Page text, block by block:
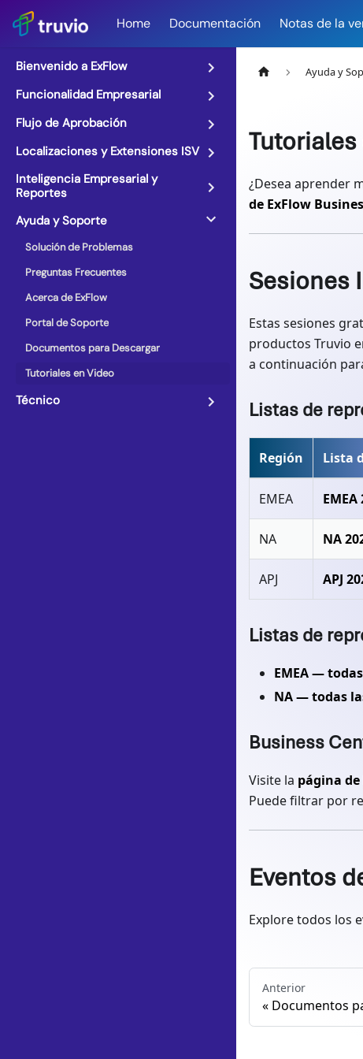
Home Documentación Notas de la
Bienvenido a ExFlow
Funcionalidad Empresarial
Flujo de Aprobación
Localizaciones y Extensiones ISV
Inteligencia Empresarial y
Reportes
Ayuda y Soporte
Solución de Problemas
Preguntas Frecuentes
Acerca de ExFlow
Portal de Soporte
Documentos para Descargar
Tutoriales en Video
Técnico
Ayuda y
¿Desea aprender
de ExFlow
Sesiones
Estas sesiones
productos Truvio
a continuación
Listas de
Región Lista
EMEA EMEA
NA NA
APJ APJ
Listas de
EMEA —
NA — todas
Business
Visite la página
Puede filtrar por
Eventos
Explore todos los
Anterior
Documentos